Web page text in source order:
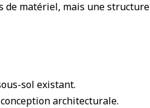
de matériel, mais une structure
sol existant.
architecturale.